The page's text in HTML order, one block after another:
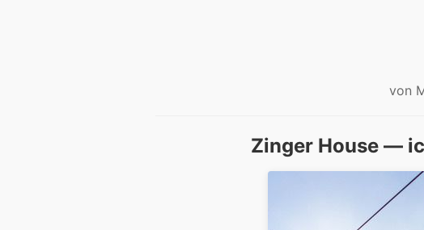
von
Zinger House —